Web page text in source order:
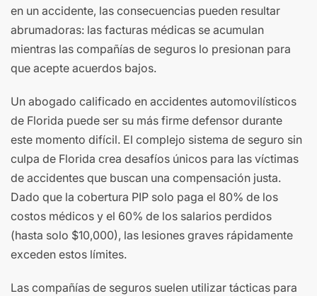
en un accidente, las consecuencias pueden resultar
abrumadoras: las facturas médicas se acumulan
mientras las compañías de seguros lo presionan para
que acepte acuerdos bajos.
Un abogado calificado en accidentes automovilísticos
de Florida puede ser su más firme defensor durante
este momento difícil. El complejo sistema de seguro sin
culpa de Florida crea desafíos únicos para las víctimas
de accidentes que buscan una compensación justa.
Dado que la cobertura PIP solo paga el 80% de los
costos médicos y el 60% de los salarios perdidos
(hasta solo $10,000), las lesiones graves rápidamente
exceden estos límites.
Las compañías de seguros suelen utilizar tácticas para